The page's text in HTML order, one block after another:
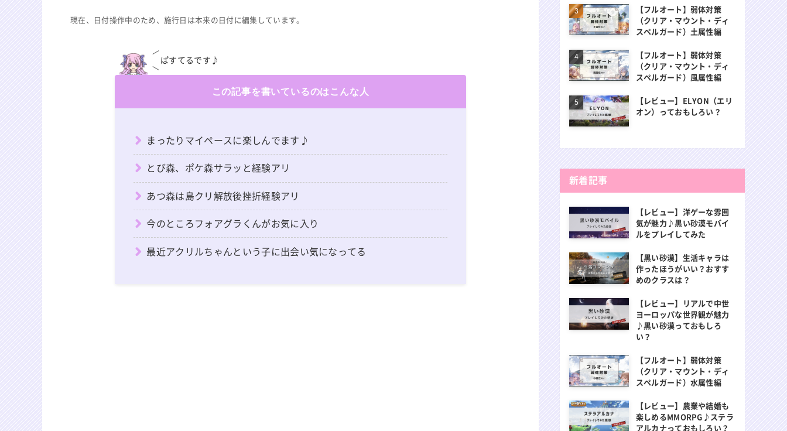
現在、日付操作中のため、施行日は本来の日付に編集しています。
ぱすてるです♪
この記事を書いているのはこんな人
まったりマイペースに楽しんでます♪
とび森、ポケ森サラッと経験アリ
あつ森は島クリ解放後挫折経験アリ
今のところフォアグラくんがお気に入り
最近アクリルちゃんという子に出会い気になってる
【フルオート】弱体対策
（クリア・マウント・ディ
スペルガード）土属性編
【フルオート】弱体対策
（クリア・マウント・ディ
スペルガード）風属性編
【レビュー】ELYON（エリ
オン）っておもしろい？
新着記事
【レビュー】洋ゲーな雰囲
気が魅力♪黒い砂漠モバイ
ルをプレイしてみた
【黒い砂漠】生活キャラは
作ったほうがいい？おすす
めのクラスは？
【レビュー】リアルで中世
ヨーロッパな世界観が魅力
♪黒い砂漠っておもしろ
い？
【フルオート】弱体対策
（クリア・マウント・ディ
スペルガード）水属性編
【レビュー】農業や結婚も
楽しめるMMORPG♪ステラ
アルカナっておもしろい？